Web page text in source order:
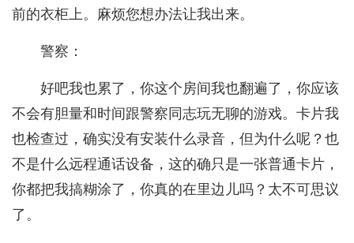
前的衣柜上。麻烦您想办法让我出来。
警察：
好吧我也累了，你这个房间我也翻遍了，你应该
不会有胆量和时间跟警察同志玩无聊的游戏。卡片我
也检查过，确实没有安装什么录音，但为什么呢？也
不是什么远程通话设备，这的确只是一张普通卡片，
你都把我搞糊涂了，你真的在里边儿吗？太不可思议
了。